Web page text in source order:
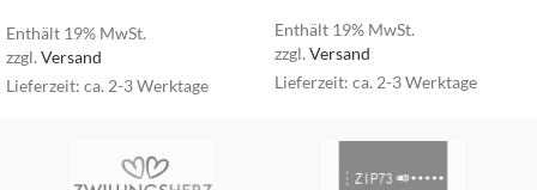
Enthält 19% MwSt.
zzgl. Versand
Lieferzeit: ca. 2-3 Werktage
Enthält 19% MwSt.
zzgl. Versand
Lieferzeit: ca. 2-3 Werktage